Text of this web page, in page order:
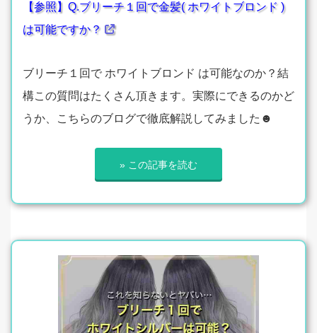
【参照】Q.ブリーチ１回で金髪( ホワイトブロンド )
は可能ですか？
ブリーチ１回で ホワイトブロンド は可能なのか？結
構この質問はたくさん頂きます。実際にできるのかど
うか、こちらのブログで徹底解説してみました☻
» この記事を読む